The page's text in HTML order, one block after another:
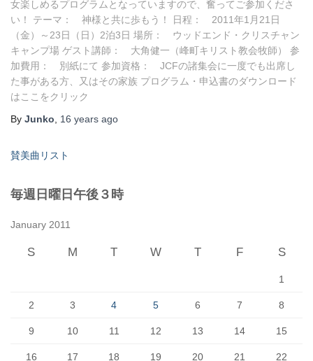
女楽しめるプログラムとなっていますので、奮ってご参加くださ
い！ テーマ： 神様と共に歩もう！ 日程： 2011年1月21日
（金）～23日（日）2泊3日 場所： ウッドエンド・クリスチャン
キャンプ場 ゲスト講師： 大角健一（峰町キリスト教会牧師） 参
加費用： 別紙にて 参加資格： JCFの諸集会に一度でも出席し
た事がある方、又はその家族 プログラム・申込書のダウンロード
はここをクリック
By Junko 16 years ago
賛美曲リスト
毎週日曜日午後３時
January 2011
S M T W T F S
1
2 3 4 5 6 7 8
9 10 11 12 13 14 15
16 17 18 19 20 21 22